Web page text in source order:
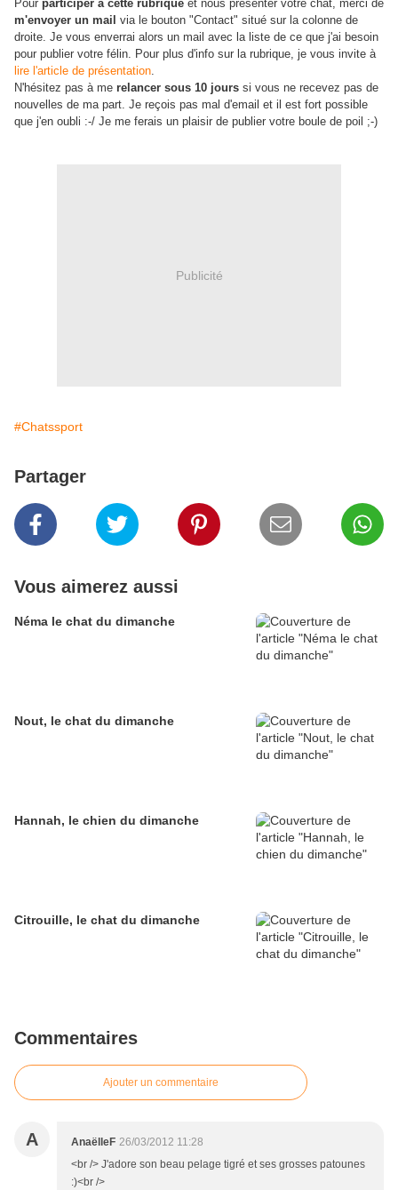
Pour participer à cette rubrique et nous présenter votre chat, merci de
m'envoyer un mail via le bouton "Contact" situé sur la colonne de
droite. Je vous enverrai alors un mail avec la liste de ce que j'ai besoin
pour publier votre félin. Pour plus d'info sur la rubrique, je vous invite à
lire l'article de présentation.
N'hésitez pas à me relancer sous 10 jours si vous ne recevez pas de
nouvelles de ma part. Je reçois pas mal d'email et il est fort possible
que j'en oubli :-/ Je me ferais un plaisir de publier votre boule de poil ;-)
Publicité
#Chatssport
Partager
Vous aimerez aussi
Néma le chat du dimanche
Nout, le chat du dimanche
Hannah, le chien du dimanche
Citrouille, le chat du dimanche
Commentaires
Ajouter un commentaire
A AnaëlleF 26/03/2012 11:28
<br /> J'adore son beau pelage tigré et ses grosses patounes
:)<br />